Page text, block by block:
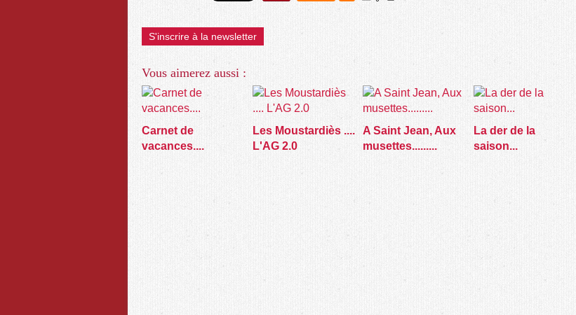
S'inscrire à la newsletter
Vous aimerez aussi :
Carnet de
vacances....
Les Moustardiès ....
L'AG 2.0
A Saint Jean, Aux
musettes.........
La der de la
saison...